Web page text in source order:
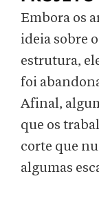
Embora os
ideia sobre
estrutura,
foi
Afinal,
que os
corte que
algumas